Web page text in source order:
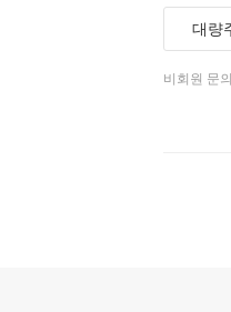
대량
비회원 문